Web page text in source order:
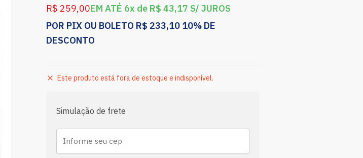
R$ 259,00EM ATÉ 6x de R$ 43,17 S/ JUROS
POR PIX OU BOLETO R$ 233,10 10% DE
DESCONTO
Este produto está fora de estoque e indisponível.
Simulação de frete